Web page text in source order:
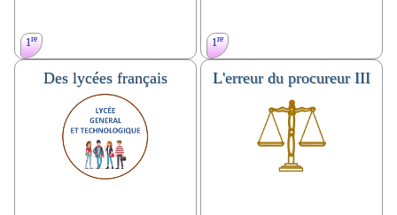
1re
Probabilité, conditionnement,
indépendance, loi binomiale.
Devoir en temps libre. première générale,
terminale générale (spécialité. Maths
complémentaires) ou technologique.
1re
un terme de rang donné d’une
suite définie par une relation de
récurrence. Réaliser et exploiter
la représentation graphique des
termes. Tableur. Suites ni
Des lycées français L'erreur du procureur III